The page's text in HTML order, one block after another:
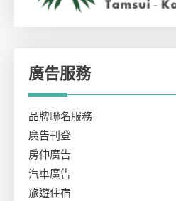
廣告服務
品牌聯名服務
廣告刊登
房仲廣告
汽車廣告
旅遊住宿